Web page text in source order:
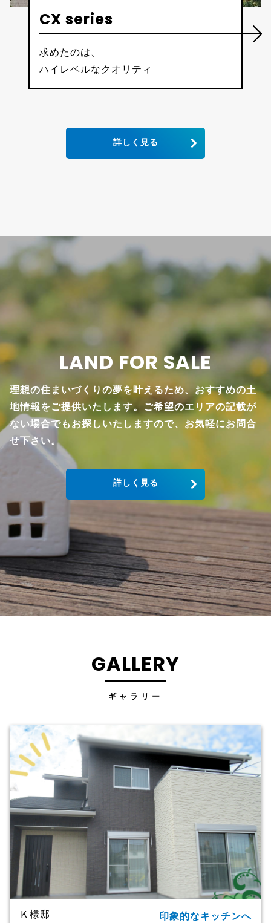
CX series
求めたのは、
ハイレベルなクオリティ
詳しく見る
LAND FOR SALE
理想の住まいづくりの夢を叶えるため、おすすめの土
地情報をご提供いたします。ご希望のエリアの記載が
ない場合でもお探しいたしますので、お気軽にお問合
せ下さい。
詳しく見る
GALLERY
ギャラリー
Ｋ様邸 印象的なキッチンへ